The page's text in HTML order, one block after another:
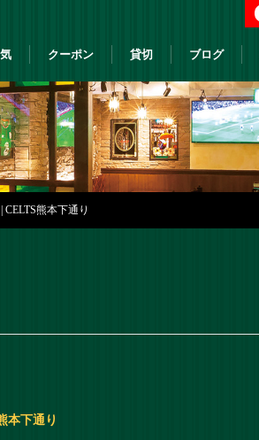
クーポン 貸切 ブログ
熊本下通り
本下通り